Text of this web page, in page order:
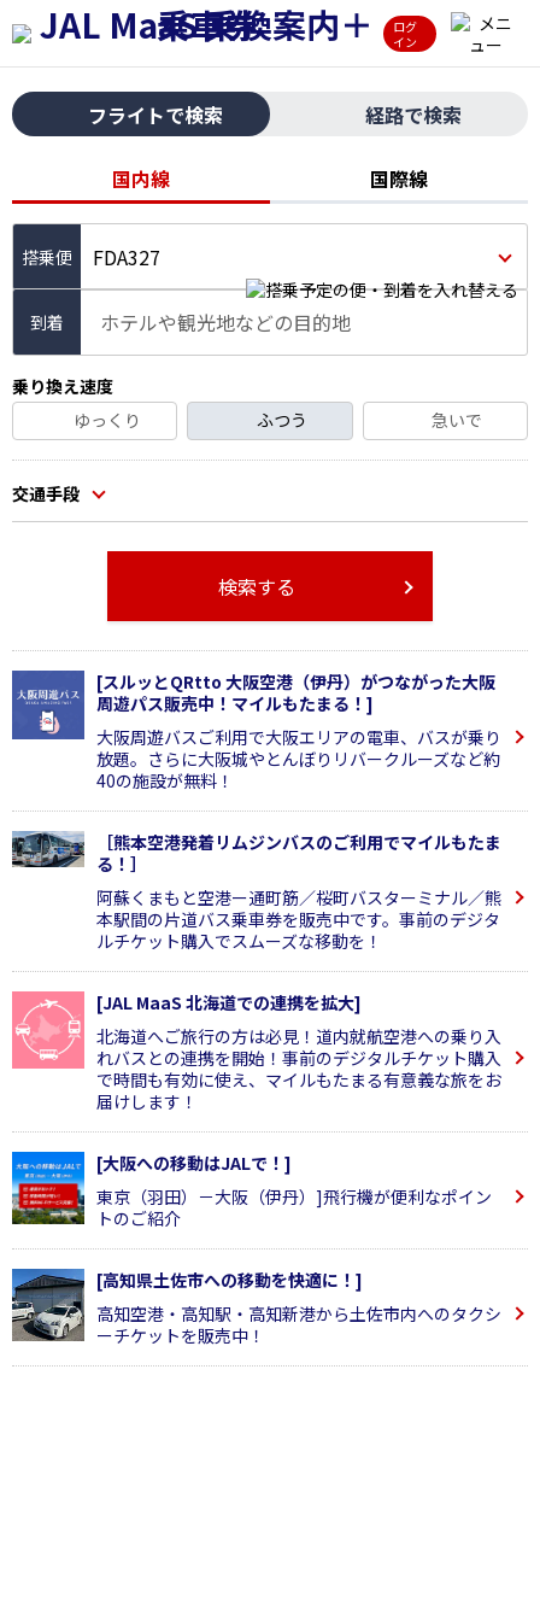
ログ
イン
フライトで検索 経路で検索
国内線 国際線
FDA327
到着 ホテルや観光地などの目的地
乗り換え速度
ゆっくり
ふつう 急いで
交通手段
検索する
[スルッとQRtto 大阪空港（伊丹）がつながった大阪
周遊パス販売中！マイルもたまる！]
大阪周遊バスご利用で大阪エリアの電車、バスが乗り
放題。さらに大阪城やとんぼりリバークルーズなど約
40の施設が無料！
［熊本空港発着リムジンバスのご利用でマイルもたま
る！］
阿蘇くまもと空港ー通町筋／桜町バスターミナル／熊
本駅間の片道バス乗車券を販売中です。事前のデジタ
ルチケット購入でスムーズな移動を！
[JAL MaaS 北海道での連携を拡大]
北海道へご旅行の方は必見！道内就航空港への乗り入
れバスとの連携を開始！事前のデジタルチケット購入
で時間も有効に使え、マイルもたまる有意義な旅をお
届けします！
[大阪への移動はJALで！]
東京（羽田）－大阪（伊丹）]飛行機が便利なポイン
トのご紹介
[高知県土佐市への移動を快適に！]
高知空港・高知駅・高知新港から土佐市内へのタクシ
ーチケットを販売中！